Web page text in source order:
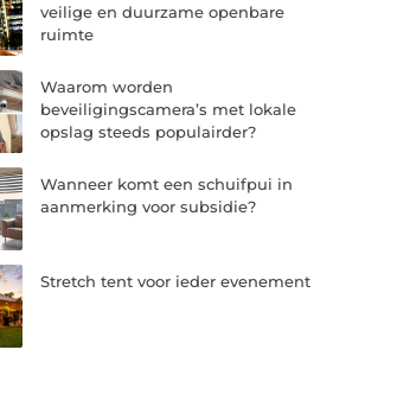
veilige en duurzame openbare
ruimte
Waarom worden
beveiligingscamera’s met lokale
opslag steeds populairder?
Wanneer komt een schuifpui in
aanmerking voor subsidie?
Stretch tent voor ieder evenement